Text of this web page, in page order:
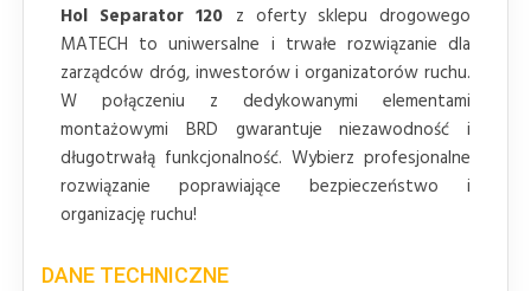
Hol Separator 120 z oferty sklepu drogowego
MATECH to uniwersalne i trwałe rozwiązanie dla
zarządców dróg, inwestorów i organizatorów ruchu.
W połączeniu z dedykowanymi elementami
montażowymi BRD gwarantuje niezawodność i
długotrwałą funkcjonalność. Wybierz profesjonalne
rozwiązanie poprawiające bezpieczeństwo i
organizację ruchu!
DANE TECHNICZNE